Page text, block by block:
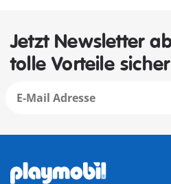
Jetzt Newsletter
tolle Vorteile